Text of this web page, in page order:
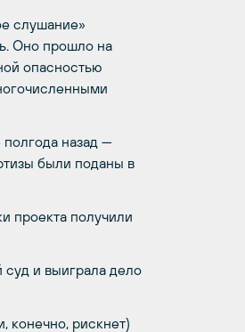
слушание»
Оно прошло на
опасностью
назад —
были поданы в
проекта получили
и выиграла дело
конечно, рискнет)